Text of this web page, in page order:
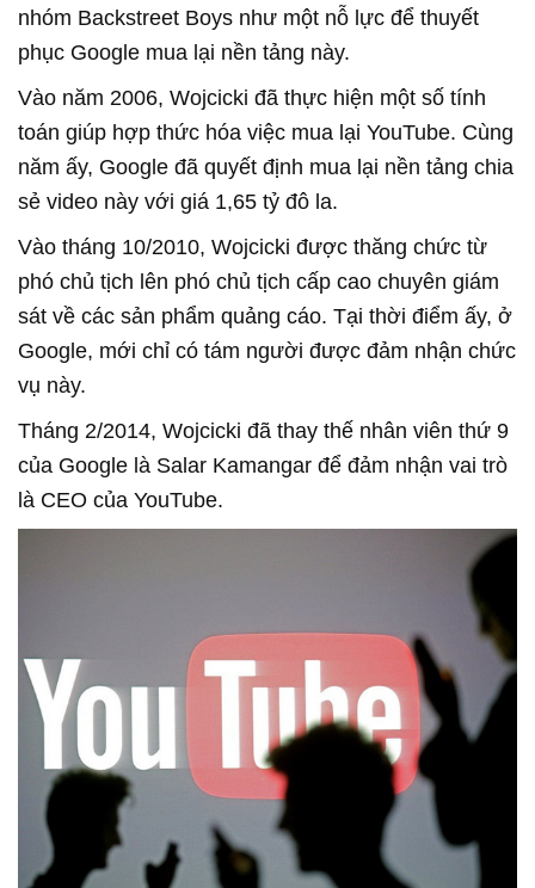
nhóm Backstreet Boys như một nỗ lực để thuyết
phục Google mua lại nền tảng này.
Vào năm 2006, Wojcicki đã thực hiện một số tính
toán giúp hợp thức hóa việc mua lại YouTube. Cùng
năm ấy, Google đã quyết định mua lại nền tảng chia
sẻ video này với giá 1,65 tỷ đô la.
Vào tháng 10/2010, Wojcicki được thăng chức từ
phó chủ tịch lên phó chủ tịch cấp cao chuyên giám
sát về các sản phẩm quảng cáo. Tại thời điểm ấy, ở
Google, mới chỉ có tám người được đảm nhận chức
vụ này.
Tháng 2/2014, Wojcicki đã thay thế nhân viên thứ 9
của Google là Salar Kamangar để đảm nhận vai trò
là CEO của YouTube.